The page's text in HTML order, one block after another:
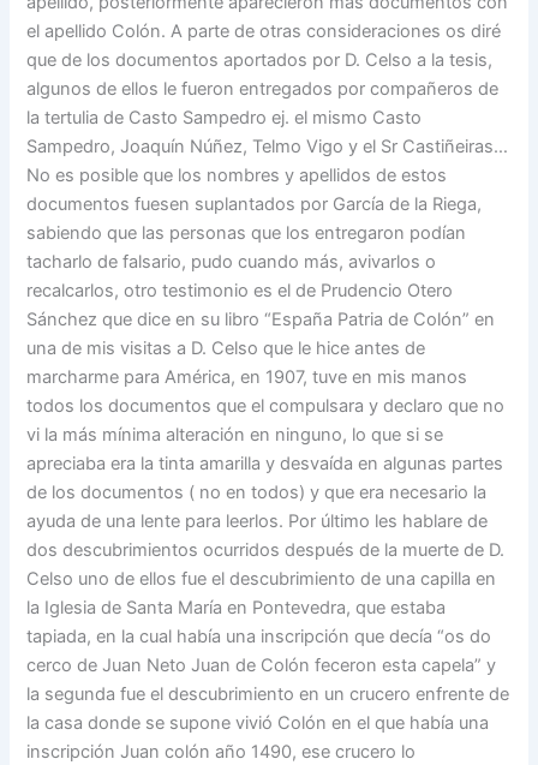
el apellido Colón. A parte de otras consideraciones os diré
que de los documentos aportados por D. Celso a la tesis,
algunos de ellos le fueron entregados por compañeros de
la tertulia de Casto Sampedro ej. el mismo Casto
Sampedro, Joaquín Núñez, Telmo Vigo y el Sr Castiñeiras…
No es posible que los nombres y apellidos de estos
documentos fuesen suplantados por García de la Riega,
sabiendo que las personas que los entregaron podían
tacharlo de falsario, pudo cuando más, avivarlos o
recalcarlos, otro testimonio es el de Prudencio Otero
Sánchez que dice en su libro “España Patria de Colón” en
una de mis visitas a D. Celso que le hice antes de
marcharme para América, en 1907, tuve en mis manos
todos los documentos que el compulsara y declaro que no
vi la más mínima alteración en ninguno, lo que si se
apreciaba era la tinta amarilla y desvaída en algunas partes
de los documentos ( no en todos) y que era necesario la
ayuda de una lente para leerlos. Por último les hablare de
dos descubrimientos ocurridos después de la muerte de D.
Celso uno de ellos fue el descubrimiento de una capilla en
la Iglesia de Santa María en Pontevedra, que estaba
tapiada, en la cual había una inscripción que decía “os do
cerco de Juan Neto Juan de Colón feceron esta capela” y
la segunda fue el descubrimiento en un crucero enfrente de
la casa donde se supone vivió Colón en el que había una
inscripción Juan colón año 1490, ese crucero lo